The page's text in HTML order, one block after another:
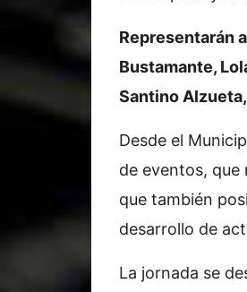
Representarán
Bustamante,
Santino
Desde el
de eventos, que
que también
desarrollo de
La jornada se